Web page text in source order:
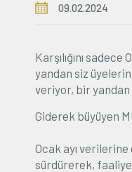
09.02.2024
Karşılığını
yandan siz
veriyor, bir yandan
Giderek büyüyen
Ocak ayı verilerine
sürdürerek,